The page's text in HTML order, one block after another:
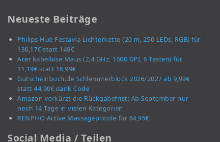
Neueste Beiträge
Philips Hue Festavia Lichterkette (20 m, 250 LEDs, RGB) für
136,17€ statt 149€
Acer kabellose Maus (2,4 GHz, 1600 DPI, 6 Tasten) für
11,19€ statt 18,99€
Gutscheinbuch.de Schlemmerblock 2026/2027 ab 9,99€
statt 44,90€ dank Code
Amazon verkürzt die Rückgabefrist: Ab September nur
noch 14 Tage in vielen Kategorien
RENPHO Active Massagepistole für 64,95€
Social Media / Teilen